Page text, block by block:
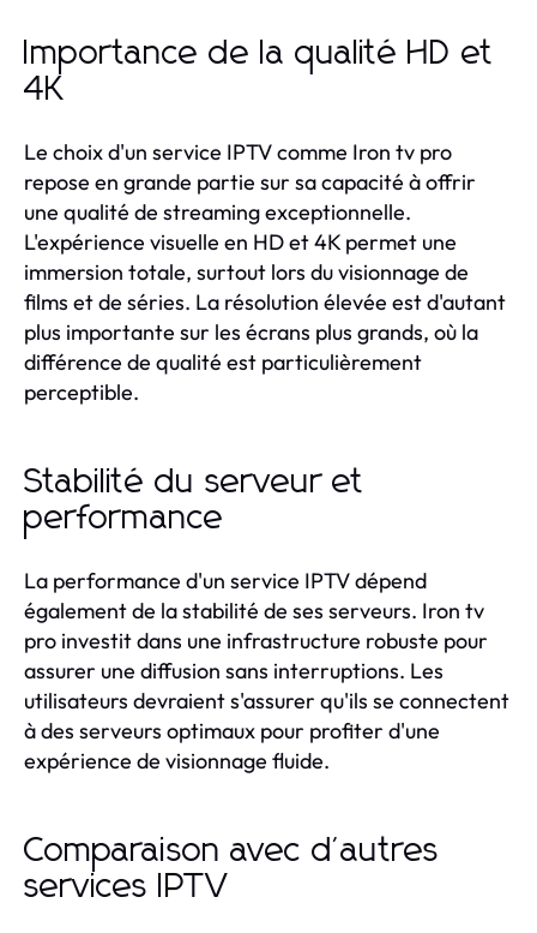
Importance de la qualité HD et
4K
Le choix d'un service IPTV comme Iron tv pro
repose en grande partie sur sa capacité à offrir
une qualité de streaming exceptionnelle.
L'expérience visuelle en HD et 4K permet une
immersion totale, surtout lors du visionnage de
films et de séries. La résolution élevée est d'autant
plus importante sur les écrans plus grands, où la
différence de qualité est particulièrement
perceptible.
Stabilité du serveur et
performance
La performance d'un service IPTV dépend
également de la stabilité de ses serveurs. Iron tv
pro investit dans une infrastructure robuste pour
assurer une diffusion sans interruptions. Les
utilisateurs devraient s'assurer qu'ils se connectent
à des serveurs optimaux pour profiter d'une
expérience de visionnage fluide.
Comparaison avec d'autres
services IPTV